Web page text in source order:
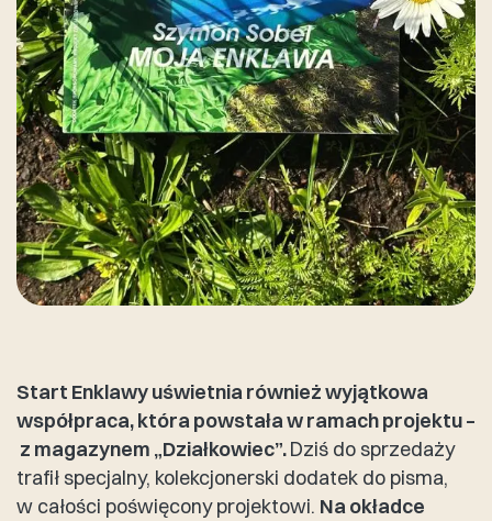
Start Enklawy uświetnia również wyjątkowa
współpraca, która powstała w ramach projektu –
z magazynem „Działkowiec”.Dziś do sprzedaży
trafił specjalny, kolekcjonerski dodatek do pisma,
w całości poświęcony projektowi. Na okładce